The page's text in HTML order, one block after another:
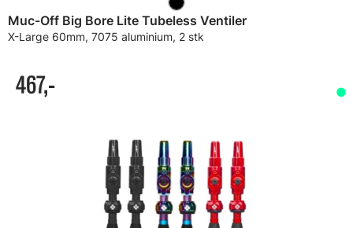
Muc-Off Big Bore Lite Tubeless Ventiler
X-Large 60mm, 7075 aluminium, 2 stk
467,-